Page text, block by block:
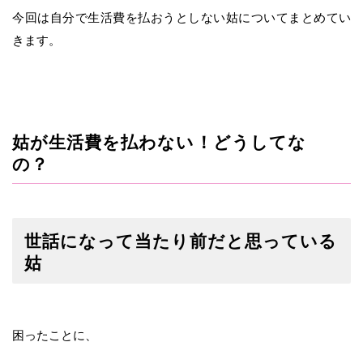
今回は自分で生活費を払おうとしない姑についてまとめてい
きます。
姑が生活費を払わない！どうしてな
の？
世話になって当たり前だと思っている
姑
困ったことに、